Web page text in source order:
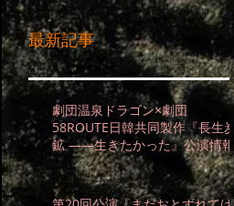
最新記事
劇団温泉ドラゴン×劇団
58ROUTE日韓共同製作『長生炭
鉱 ――生きたかった』公演情報